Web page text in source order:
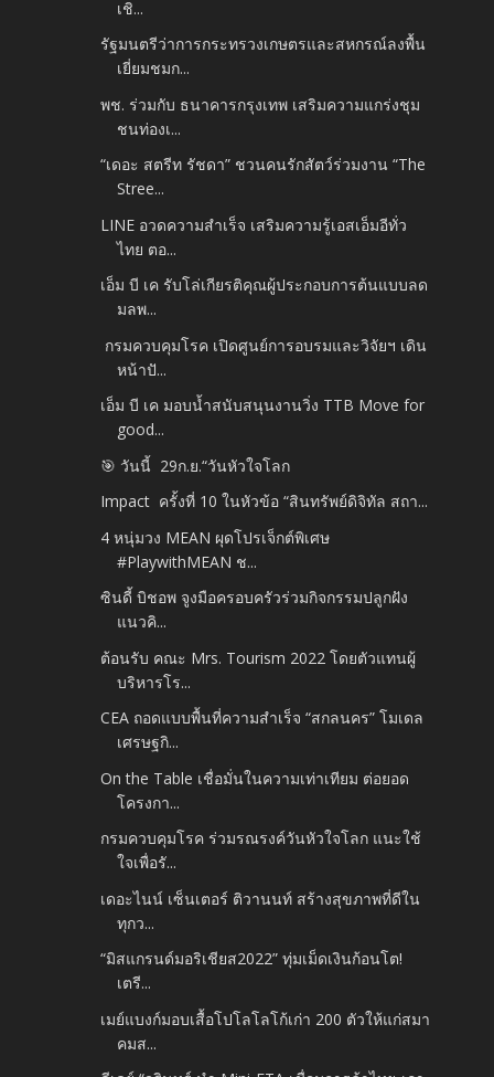
เชิ...
รัฐมนตรีว่าการกระทรวงเกษตรและสหกรณ์ลงพื้น
เยี่ยมชมก...
พช. ร่วมกับ ธนาคารกรุงเทพ เสริมความแกร่งชุม
ชนท่องเ...
“เดอะ สตรีท รัชดา” ชวนคนรักสัตว์ร่วมงาน “The
Stree...
LINE อวดความสำเร็จ เสริมความรู้เอสเอ็มอีทั่ว
ไทย ตอ...
เอ็ม บี เค รับโล่เกียรติคุณผู้ประกอบการต้นแบบลด
มลพ...
กรมควบคุมโรค เปิดศูนย์การอบรมและวิจัยฯ เดิน
หน้าปั...
เอ็ม บี เค มอบน้ำสนับสนุนงานวิ่ง TTB Move for
good...
🎯 วันนี้ 29ก.ย.​“วันหัวใจโลก
Impact ครั้งที่ 10 ในหัวข้อ “สินทรัพย์ดิจิทัล สถา...
4 หนุ่มวง MEAN ผุดโปรเจ็กต์พิเศษ
#PlaywithMEAN ช...
ซินดี้ บิชอพ จูงมือครอบครัวร่วมกิจกรรมปลูกฝัง
แนวคิ...
ต้อนรับ คณะ Mrs. Tourism 2022 โดยตัวแทนผู้
บริหารโร...
CEA ถอดแบบพื้นที่ความสำเร็จ “สกลนคร” โมเดล
เศรษฐกิ...
On the Table เชื่อมั่นในความเท่าเทียม ต่อยอด
โครงกา...
กรมควบคุมโรค ร่วมรณรงค์วันหัวใจโลก แนะใช้
ใจเพื่อรั...
เดอะไนน์ เซ็นเตอร์ ติวานนท์ สร้างสุขภาพที่ดีใน
ทุกว...
“มิสแกรนด์มอริเชียส2022” ทุ่มเม็ดเงินก้อนโต!
เตรี...
เมย์แบงก์มอบเสื้อโปโลโลโก้เก่า 200 ตัวให้แก่สมา
คมส...